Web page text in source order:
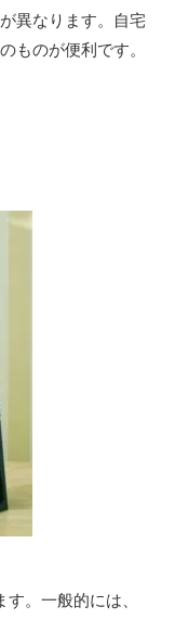
異なります。自宅
ものが便利です。
。一般的には、